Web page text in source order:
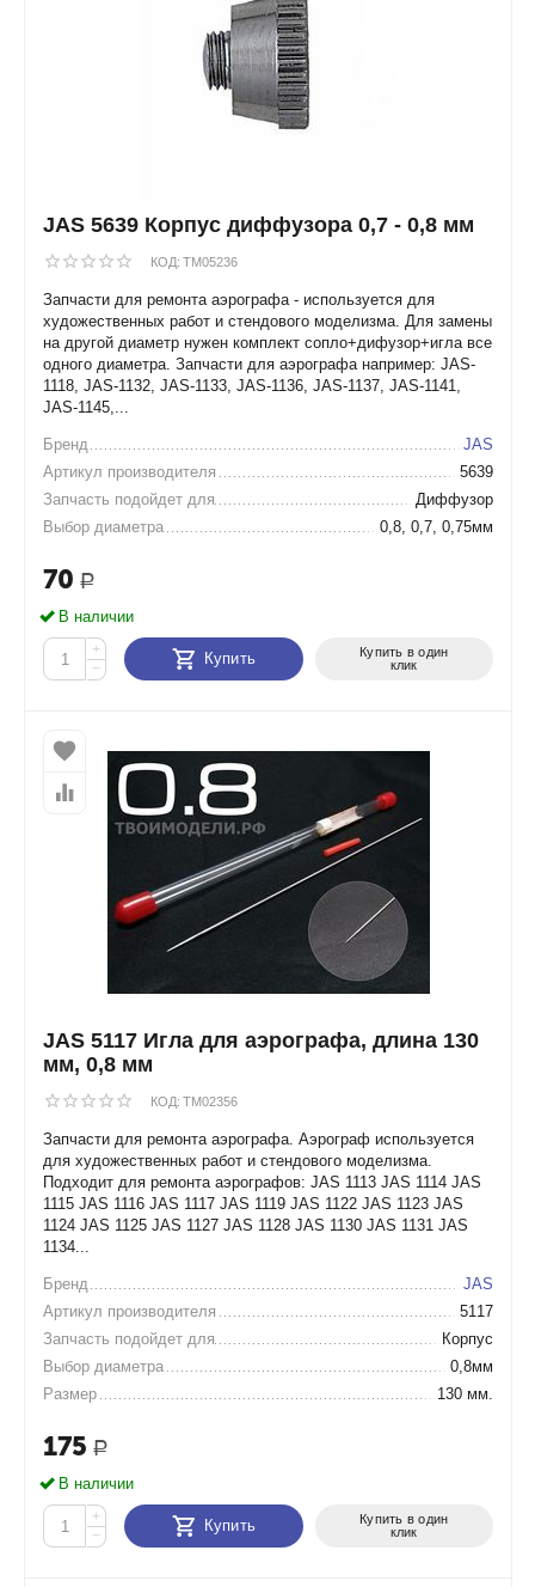
JAS 5639 Корпус диффузора 0,7 - 0,8 мм
КОД: TM05236
Запчасти для ремонта аэрографа - используется для
художественных работ и стендового моделизма. Для замены
на другой диаметр нужен комплект сопло+дифузор+игла все
одного диаметра. Запчасти для аэрографа например: JAS-
1118, JAS-1132, JAS-1133, JAS-1136, JAS-1137, JAS-1141,
JAS-1145,...
Бренд
JAS
Артикул производителя
5639
Запчасть подойдет для
Диффузор
Выбор диаметра
0,8, 0,7, 0,75мм
70 Р
В наличии
+
−
Купить
Купить в один
клик
JAS 5117 Игла для аэрографа, длина 130
мм, 0,8 мм
КОД: TM02356
Запчасти для ремонта аэрографа. Аэрограф используется
для художественных работ и стендового моделизма.
Подходит для ремонта аэрографов: JAS 1113 JAS 1114 JAS
1115 JAS 1116 JAS 1117 JAS 1119 JAS 1122 JAS 1123 JAS
1124 JAS 1125 JAS 1127 JAS 1128 JAS 1130 JAS 1131 JAS
1134...
Бренд
JAS
Артикул производителя
5117
Запчасть подойдет для
Корпус
Выбор диаметра
0,8мм
Размер
130 мм.
175 Р
В наличии
+
−
Купить
Купить в один
клик